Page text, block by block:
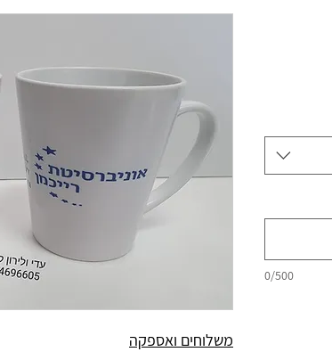
משלוחים ואספקה
0/500